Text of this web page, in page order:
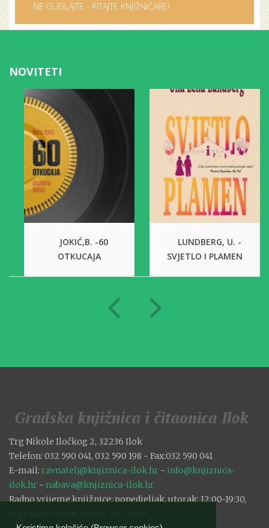
NE GUGLAJTE - PITAJTE KNJIŽNIČARE!
NOVITETI
JOKIĆ,B. -60
OTKUCAJA
LUNDBERG, U. -
SVJETLO I PLAMEN
Trg Nikole Iločkog 2, 32236 Ilok
Telefon: 032 590 041, 032 590 198 - Fax:032 590 041
E-mail: ravnatelj@knjiznica-ilok.hr - info@knjiznica-
ilok.hr - nabava@knjiznica-ilok.hr
Radno vrijeme knjižnice: ponedjeljak, utorak: 12:00-19:30,